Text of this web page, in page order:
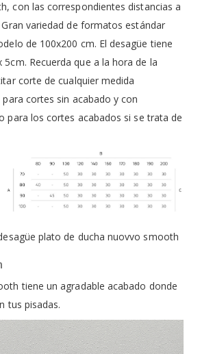
con las correspondientes distancias a
variedad de formatos estándar
de 100x200 cm. El desagüe tiene
Recuerda que a la hora de la
corte de cualquier medida
cortes sin acabado y con
para los cortes acabados si se trata de
plato de ducha nuovvo smooth
tiene un agradable acabado donde
tus pisadas.